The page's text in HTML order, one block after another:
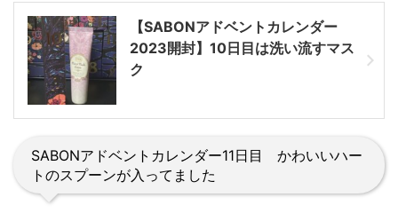
【SABONアドベントカレンダー
2023開封】10日目は洗い流すマス
ク
SABONアドベントカレンダー11日目 かわいいハー
トのスプーンが入ってました